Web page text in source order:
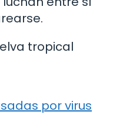
tropical
por virus